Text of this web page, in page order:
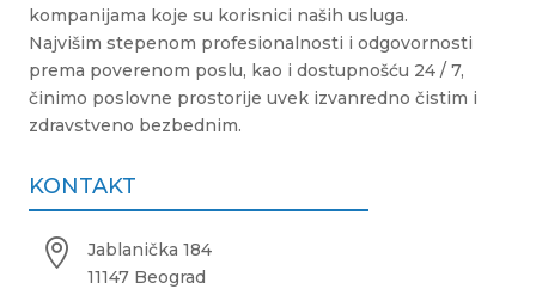
kompanijama koje su korisnici naših usluga.
Najvišim stepenom profesionalnosti i odgovornosti
prema poverenom poslu, kao i dostupnošću 24 / 7,
činimo poslovne prostorije uvek izvanredno čistim i
zdravstveno bezbednim.
KONTAKT

Jablanička 184
11147 Beograd